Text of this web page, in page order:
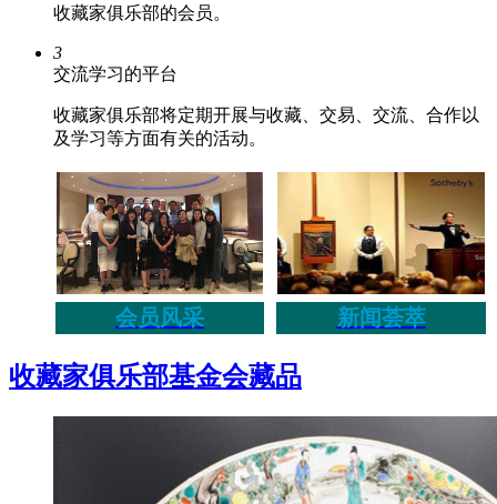
收藏家俱乐部的会员。
3
交流学习的平台
收藏家俱乐部将定期开展与收藏、交易、交流、合作以
及学习等方面有关的活动。
会员风采 新闻荟萃
收藏家俱乐部基金会藏品